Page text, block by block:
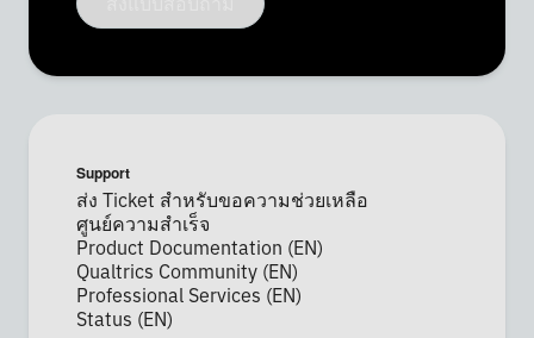
นัดชมการสาธิต
ชื่อ*
นามสกุล*
Support
ส่ง Ticket สำหรับขอความช่วยเหลือ
ศูนย์ความสำเร็จ
Product Documentation (EN)
Qualtrics Community (EN)
Professional Services (EN)
Status (EN)